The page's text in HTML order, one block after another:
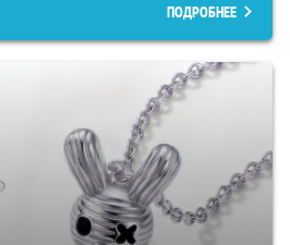
ПОДРОБНЕЕ